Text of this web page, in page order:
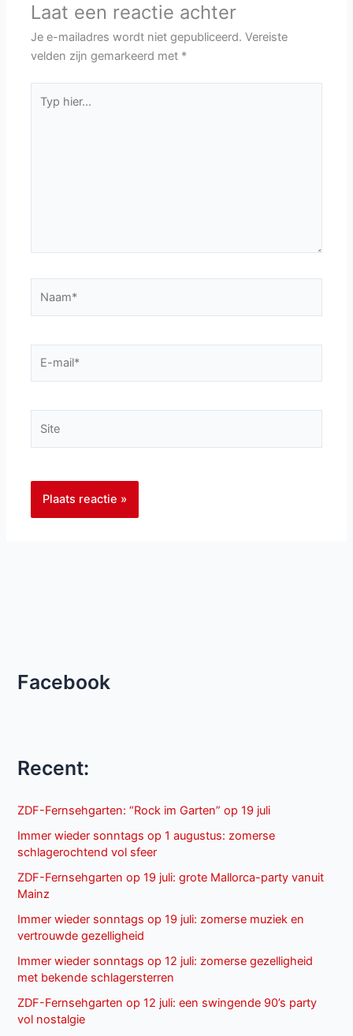
Laat een reactie achter
Je e-mailadres wordt niet gepubliceerd. Vereiste
velden zijn gemarkeerd met *
hier...
Facebook
Recent:
ZDF-Fernsehgarten: “Rock im Garten” op 19 juli
Immer wieder sonntags op 1 augustus: zomerse
schlagerochtend vol sfeer
ZDF-Fernsehgarten op 19 juli: grote Mallorca-party vanuit
Mainz
Immer wieder sonntags op 19 juli: zomerse muziek en
vertrouwde gezelligheid
Immer wieder sonntags op 12 juli: zomerse gezelligheid
met bekende schlagersterren
ZDF-Fernsehgarten op 12 juli: een swingende 90’s party
vol nostalgie